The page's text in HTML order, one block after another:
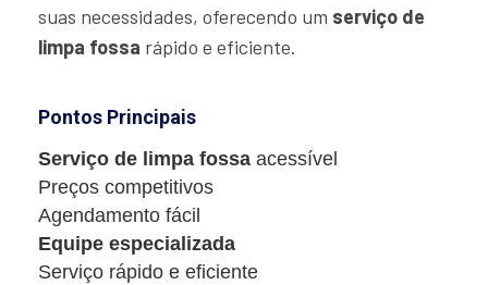
suas necessidades, oferecendo um serviço de
limpa fossa rápido e eficiente.
Pontos Principais
Serviço de limpa fossa acessível
Preços competitivos
Agendamento fácil
Equipe especializada
Serviço rápido e eficiente